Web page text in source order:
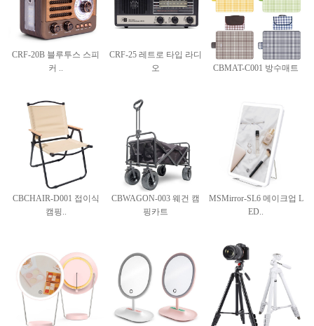
CRF-20B 블루투스 스피
커 ..
CRF-25 레트로 타입 라디
오
CBMAT-C001 방수매트
CBCHAIR-D001 접이식
캠핑..
CBWAGON-003 웨건 캠
핑카트
MSMirror-SL6 메이크업 L
ED..